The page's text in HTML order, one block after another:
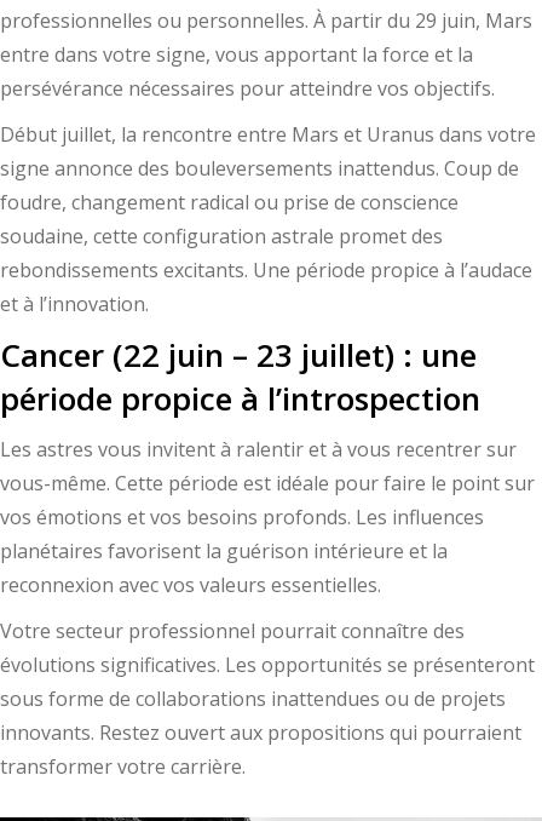
professionnelles ou personnelles. À partir du 29 juin, Mars
entre dans votre signe, vous apportant la force et la
persévérance nécessaires pour atteindre vos objectifs.
Début juillet, la rencontre entre Mars et Uranus dans votre
signe annonce des bouleversements inattendus. Coup de
foudre, changement radical ou prise de conscience
soudaine, cette configuration astrale promet des
rebondissements excitants. Une période propice à l’audace
et à l’innovation.
Cancer (22 juin – 23 juillet) : une
période propice à l’introspection
Les astres vous invitent à ralentir et à vous recentrer sur
vous-même. Cette période est idéale pour faire le point sur
vos émotions et vos besoins profonds. Les influences
planétaires favorisent la guérison intérieure et la
reconnexion avec vos valeurs essentielles.
Votre secteur professionnel pourrait connaître des
évolutions significatives. Les opportunités se présenteront
sous forme de collaborations inattendues ou de projets
innovants. Restez ouvert aux propositions qui pourraient
transformer votre carrière.